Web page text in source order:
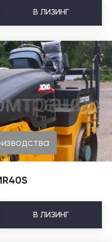
В ЛИЗИНГ
В ЛИЗИНГ